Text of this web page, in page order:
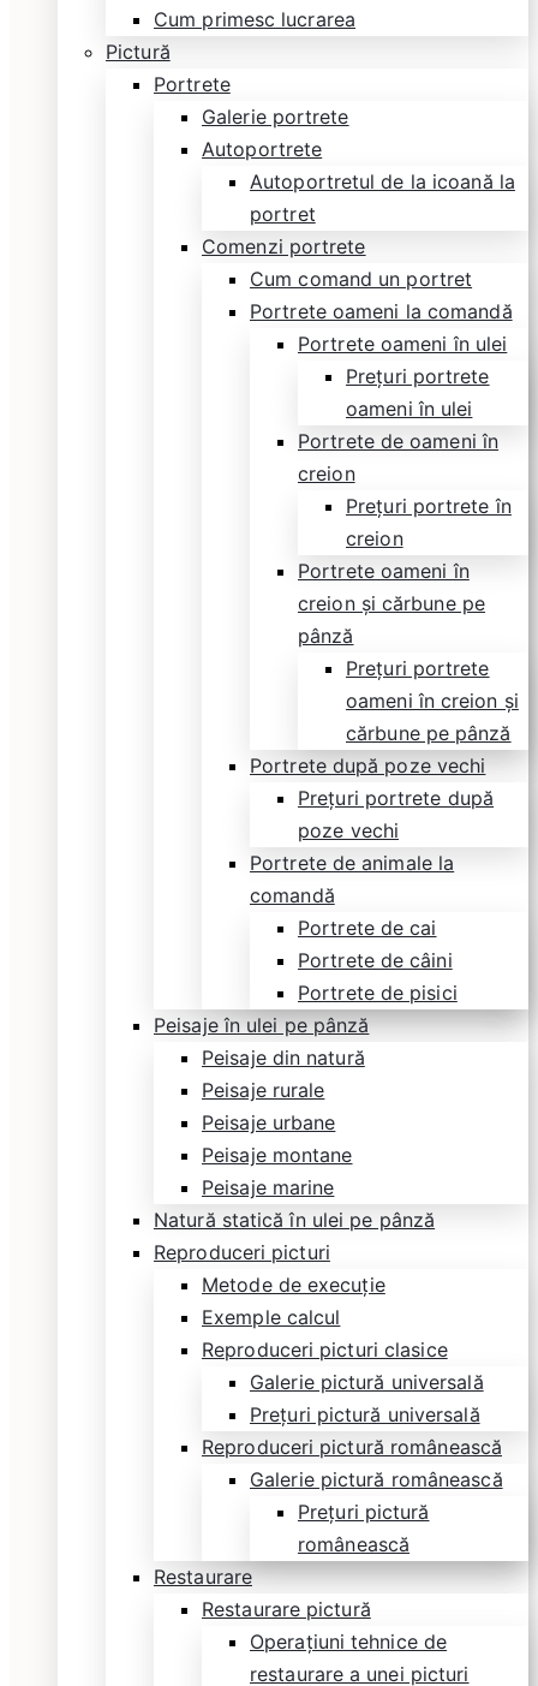
Cum primesc lucrarea
Pictură
Portrete
Galerie portrete
Autoportrete
Autoportretul de la icoană la
portret
Comenzi portrete
Cum comand un portret
Portrete oameni la comandă
Portrete oameni în ulei
Prețuri portrete
oameni în ulei
Portrete de oameni în
creion
Prețuri portrete în
creion
Portrete oameni în
creion și cărbune pe
pânză
Prețuri portrete
oameni în creion și
cărbune pe pânză
Portrete după poze vechi
Prețuri portrete după
poze vechi
Portrete de animale la
comandă
Portrete de cai
Portrete de câini
Portrete de pisici
Peisaje în ulei pe pânză
Peisaje din natură
Peisaje rurale
Peisaje urbane
Peisaje montane
Peisaje marine
Natură statică în ulei pe pânză
Reproduceri picturi
Metode de execuție
Exemple calcul
Reproduceri picturi clasice
Galerie pictură universală
Prețuri pictură universală
Reproduceri pictură românească
Galerie pictură românească
Prețuri pictură
românească
Restaurare
Restaurare pictură
Operațiuni tehnice de
restaurare a unei picturi